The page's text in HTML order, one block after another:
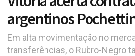
argentinos
Em alta movimentação no
transferências, o Rubro-Negro